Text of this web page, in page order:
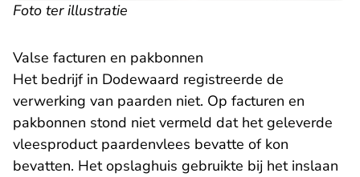
Foto ter illustratie
Valse facturen en pakbonnen
Het bedrijf in Dodewaard registreerde de
verwerking van paarden niet. Op facturen en
pakbonnen stond niet vermeld dat het geleverde
vleesproduct paardenvlees bevatte of kon
bevatten. Het opslaghuis gebruikte bij het inslaan